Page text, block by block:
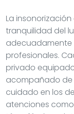
La
tranquilidad del
adecuadamente
profesionales.
privado
acompañado de
cuidado en los
atenciones